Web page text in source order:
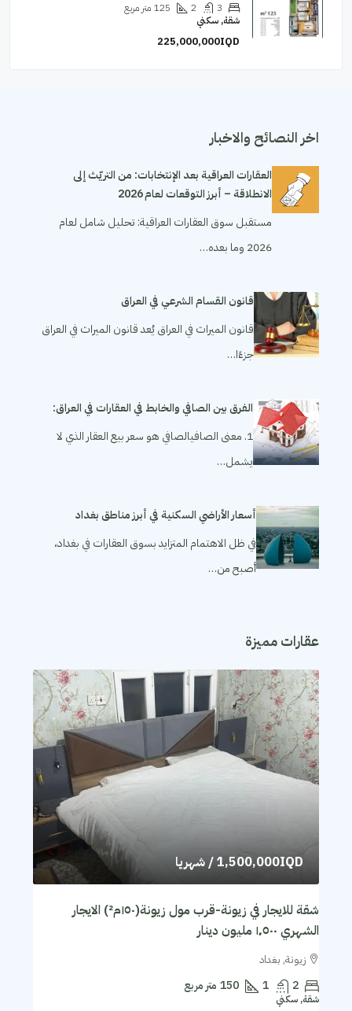
3
2
125 متر مربع
شقة, سكني
225,000,000IQD
اخر النصائح والاخبار
العقارات العراقية بعد الإنتخابات: من التريّث إلى
الانطلاقة – أبرز التوقعات لعام 2026
مستقبل سوق العقارات العراقية: تحليل شامل لعام
2026 وما بعده…
قانون القسام الشرعي في العراق
قانون الميراث في العراق يُعد قانون الميراث في العراق
جزءًا…
الفرق بين الصافي والخابط في العقارات في العراق:
1. معنى الصافيالصافي هو سعر بيع العقار الذي لا
يشمل…
أسعار الأراضي السكنية في أبرز مناطق بغداد
في ظل الاهتمام المتزايد بسوق العقارات في بغداد،
أصبح من…
عقارات مميزة
1,500,000IQD/ شهريا
شقة للايجار في زيونة-قرب مول زيونة(١٥٠م²) الايجار
الشهري ١٬٥٠٠ مليون دينار
زيونة, بغداد
2
1
150 متر مربع
شقة, سكني